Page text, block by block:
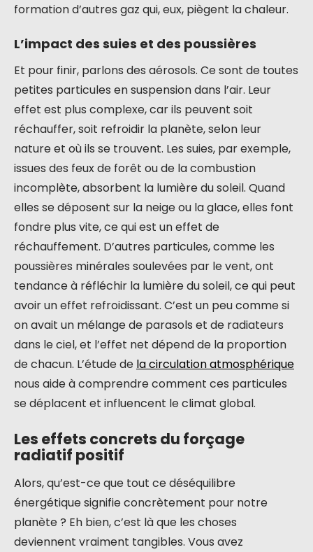
formation d’autres gaz qui, eux, piègent la chaleur.
L’impact des suies et des poussières
Et pour finir, parlons des aérosols. Ce sont de toutes
petites particules en suspension dans l’air. Leur
effet est plus complexe, car ils peuvent soit
réchauffer, soit refroidir la planète, selon leur
nature et où ils se trouvent. Les suies, par exemple,
issues des feux de forêt ou de la combustion
incomplète, absorbent la lumière du soleil. Quand
elles se déposent sur la neige ou la glace, elles font
fondre plus vite, ce qui est un effet de
réchauffement. D’autres particules, comme les
poussières minérales soulevées par le vent, ont
tendance à réfléchir la lumière du soleil, ce qui peut
avoir un effet refroidissant. C’est un peu comme si
on avait un mélange de parasols et de radiateurs
dans le ciel, et l’effet net dépend de la proportion
de chacun. L’étude de la circulation atmosphérique
nous aide à comprendre comment ces particules
se déplacent et influencent le climat global.
Les effets concrets du forçage
radiatif positif
Alors, qu’est-ce que tout ce déséquilibre
énergétique signifie concrètement pour notre
planète ? Eh bien, c’est là que les choses
deviennent vraiment tangibles. Vous avez